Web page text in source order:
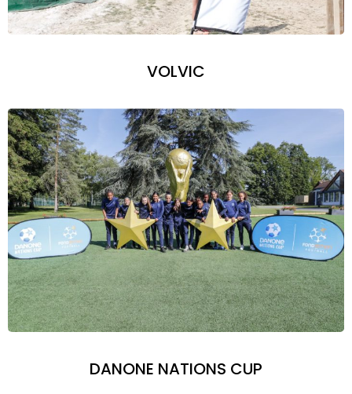
VOLVIC
DANONE NATIONS CUP